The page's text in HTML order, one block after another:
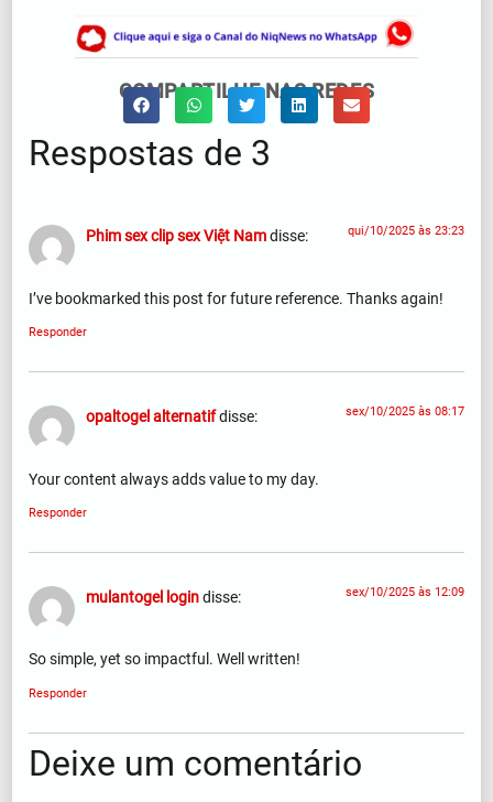
COMPARTILHE NAS REDES
Respostas de 3
Phim sex clip sex Việt Namdisse: qui/10/2025 às 23:23
I’ve bookmarked this post for future reference. Thanks again!
Responder
opaltogel alternatifdisse: sex/10/2025 às 08:17
Your content always adds value to my day.
Responder
mulantogel logindisse: sex/10/2025 às 12:09
So simple, yet so impactful. Well written!
Responder
Deixe um comentário